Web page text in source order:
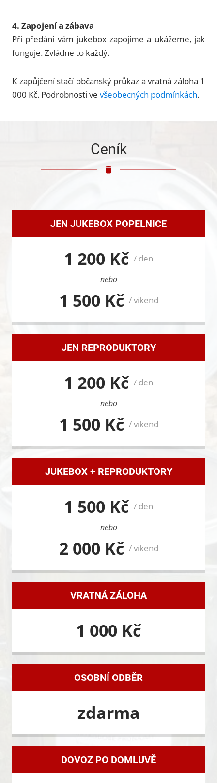
4. Zapojení a zábava
Při předání vám jukebox zapojíme a ukážeme, jak
funguje. Zvládne to každý.
K zapůjčení stačí občanský průkaz a vratná záloha 1
000 Kč. Podrobnosti ve všeobecných podmínkách.
Ceník
JEN JUKEBOX POPELNICE
1 200 Kč / den
nebo
1 500 Kč / víkend
JEN REPRODUKTORY
1 200 Kč / den
nebo
1 500 Kč / víkend
JUKEBOX + REPRODUKTORY
1 500 Kč / den
nebo
2 000 Kč / víkend
VRATNÁ ZÁLOHA
1 000 Kč
OSOBNÍ ODBĚR
zdarma
DOVOZ PO DOMLUVĚ